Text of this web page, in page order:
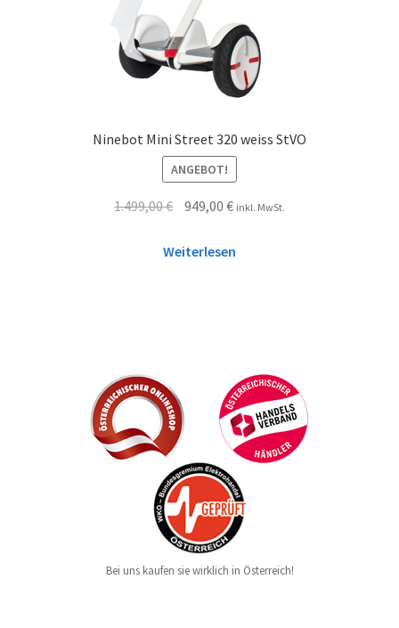
Ninebot Mini Street 320 weiss StVO
ANGEBOT!
1.499,00€ 949,00 € inkl. MwSt.
Weiterlesen
Bei uns kaufen sie wirklich in Österreich!